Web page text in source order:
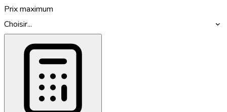
Prix maximum
Choisir...